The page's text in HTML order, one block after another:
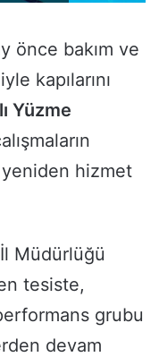
önce bakım ve
kapılarını
Yüzme
yeniden hizmet
Müdürlüğü
tesiste,
grubu
devam